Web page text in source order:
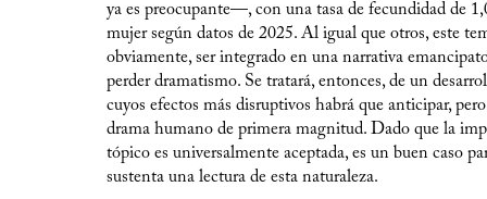
ya es preocupante—, con una tasa de fecundidad de
mujer según datos de 2025. Al igual que otros, este
obviamente, ser integrado en una narrativa
perder dramatismo. Se tratará, entonces, de un
cuyos efectos más disruptivos habrá que anticipar,
drama humano de primera magnitud. Dado que la
tópico es universalmente aceptada, es un buen caso
sustenta una lectura de esta naturaleza.